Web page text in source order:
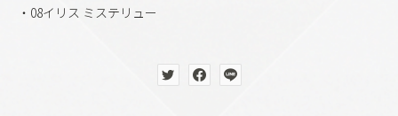
・08イリス ミステリュー